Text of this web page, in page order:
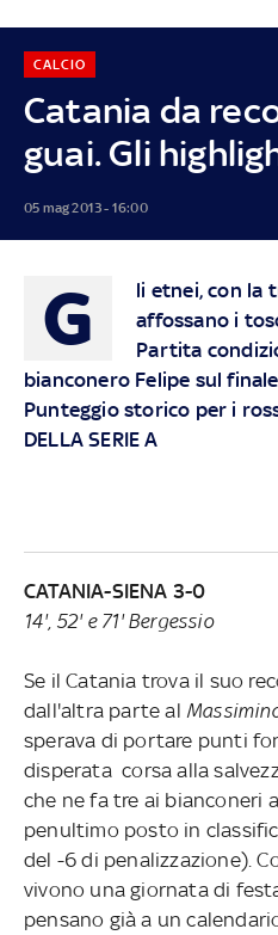
Catania da
guai. Gli
CALCIO
05 mag 2013 - 16:00
G
li etnei, con la
affossano i
Partita
bianconero Felipe sul
Punteggio storico per i
DELLA SERIE A
CATANIA-SIENA 3-0
14', 52' e 71' Bergessio
Se il Catania trova il suo
dall'altra parte al
sperava di portare punti
disperata corsa alla
che ne fa tre ai bianconeri
penultimo posto in
del -6 di penalizzazione).
vivono una giornata di
pensano già a un